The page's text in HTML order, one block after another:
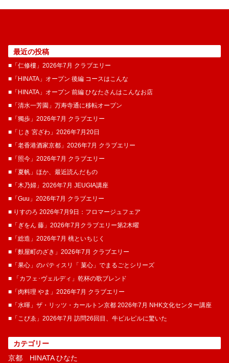
最近の投稿
■「仁修樓」2026年7月 クラブエリー
■「HINATA」オープン 後編 コースはこんな
■「HINATA」オープン 前編 ひなたさんはこんなお店
■「清水一芳園」万寿寺通に移転オープン
■「獨歩」2026年7月 クラブエリー
■「じき 宮ざわ」2026年7月20日
■「老香港酒家京都」2026年7月 クラブエリー
■「照今」2026年7月 クラブエリー
■「夏帆」ほか、最近読んだもの
■「木乃婦」2026年7月 JEUGIA講座
■「Guu」2026年7月 クラブエリー
■ りすのろ 2026年7月9日：フロマージュフェア
■「ぎをん 藤」2026年7月クラブエリー第2木曜
■「総造」2026年7月 桃といちじく
■「麩屋町のざき」2026年7月 クラブエリー
■「果心」のパティスリ「 菓​心」でまるごとシリーズ
■ 「カフェ･ヴェルディ」乾杯の歌ブレンド
■「肉料理 やま」2026年7月 クラブエリー
■「水暉」ザ・リッツ・カールトン京都 2026年7月 NHK文化センター講座
■「こぴゑ」2026年7月 訪問26回目、牛ピルピルに驚いた
カテゴリー
京都 HINATA ひなた